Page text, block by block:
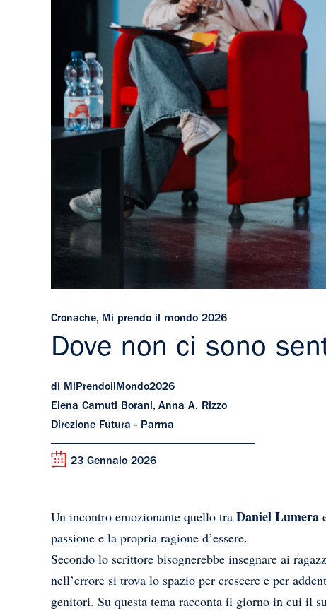
Cronache, Mi prendo il mondo 2026
Dove non ci sono
di MiPrendoilMondo2026
Elena Camuti Borani, Anna A. Rizzo
Direzione Futura - Parma
23 Gennaio 2026
Un incontro emozionante quello tra Daniel Lumera
passione e la propria ragione d’essere.
Secondo lo scrittore bisognerebbe insegnare ai
nell’errore si trova lo spazio per crescere e per
genitori. Su questa tema racconta il giorno in cui il